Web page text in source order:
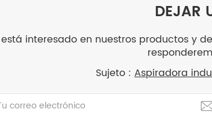
DEJAR
está interesado en nuestros productos y
Sujeto :Aspiradora